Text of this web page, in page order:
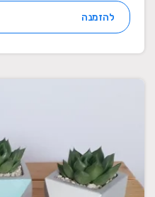
להזמנה